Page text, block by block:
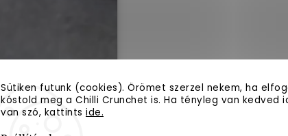
Sütiken futunk (cookies). Örömet szerzel nekem, ha
kóstold meg a Chilli Crunchet is. Ha tényleg van kedved
van szó, kattints ide.